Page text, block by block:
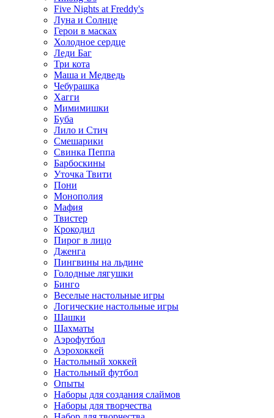
Five Nights at Freddy's
Луна и Солнце
Герои в масках
Холодное сердце
Леди Баг
Три кота
Маша и Медведь
Чебурашка
Хагги
Мимимишки
Буба
Лило и Стич
Смешарики
Свинка Пеппа
Барбоскины
Уточка Твити
Пони
Монополия
Мафия
Твистер
Крокодил
Пирог в лицо
Дженга
Пингвины на льдине
Голодные лягушки
Бинго
Веселые настольные игры
Логические настольные игры
Шашки
Шахматы
Аэрофутбол
Аэрохоккей
Настольный хоккей
Настольный футбол
Опыты
Наборы для создания слаймов
Наборы для творчества